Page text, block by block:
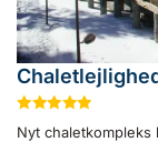
★★★★
Nyt